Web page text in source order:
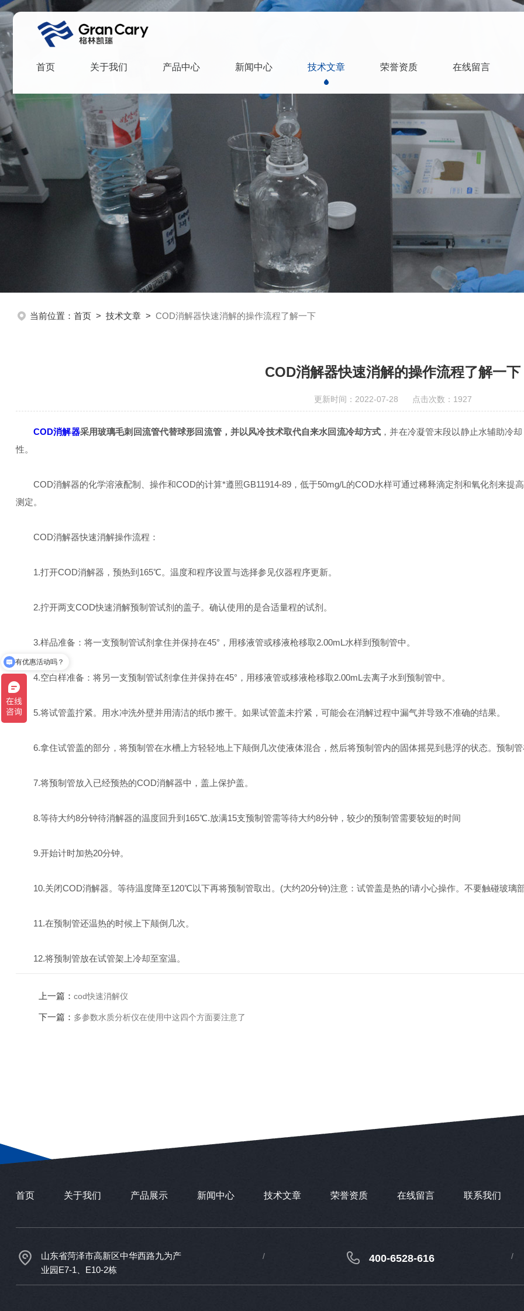
首页 关于我们 产品中心 新闻中心 技术文章 荣誉资质 在线留言
当前位置： 首页> 技术文章> COD消解器快速消解的操作流程了解一下
COD消解器快速消解的操作流程了解一下
更新时间：2022-07-28 点击次数：1927
COD消解器采用玻璃毛刺回流管代替球形回流管，并以风冷技术取代自来水回流冷却方式 ，并在冷凝管末段以静止水辅助冷
性。
COD消解器的化学溶液配制、操作和COD的计算*遵照GB11914-89，低于50mg/L的COD水样可通过稀释滴定剂和氧化剂来提
测定。
COD消解器快速消解操作流程：
1.打开COD消解器，预热到165℃。温度和程序设置与选择参见仪器程序更新。
2.拧开两支COD快速消解预制管试剂的盖子。确认使用的是合适量程的试剂。
3.样品准备：将一支预制管试剂拿住并保持在45°，用移液管或移液枪移取2.00mL水样到预制管中。
4.空白样准备：将另一支预制管试剂拿住并保持在45°，用移液管或移液枪移取2.00mL去离子水到预制管中。
5.将试管盖拧紧。用水冲洗外壁并用清洁的纸巾擦干。如果试管盖未拧紧，可能会在消解过程中漏气并导致不准确的结果。
6.拿住试管盖的部分，将预制管在水槽上方轻轻地上下颠倒几次使液体混合，然后将预制管内的固体摇晃到悬浮的状态。预制
7.将预制管放入已经预热的COD消解器中，盖上保护盖。
8.等待大约8分钟待消解器的温度回升到165℃.放满15支预制管需等待大约8分钟，较少的预制管需要较短的时间
9.开始计时加热20分钟。
10.关闭COD消解器。等待温度降至120℃以下再将预制管取出。(大约20分钟)注意：试管盖是热的!请小心操作。不要触碰玻璃
11.在预制管还温热的时候上下颠倒几次。
12.将预制管放在试管架上冷却至室温。
上一篇： cod快速消解仪
下一篇： 多参数水质分析仪在使用中这四个方面要注意了
首页 关于我们 产品展示 新闻中心 技术文章 荣誉资质 在线留言 联系我们
山东省菏泽市高新区中华西路九为产
业园E7-1、E10-2栋
400-6528-616
有优惠活动吗？